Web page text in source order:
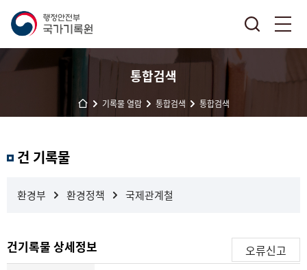
통합검색
기록물 열람 통합검색 통합검색
과 건 기록물
환경부 환경정책 국제관계철
건기록물 상세정보 오류신고